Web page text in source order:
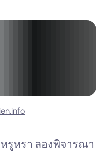
รูหรา ลองพิจารณา